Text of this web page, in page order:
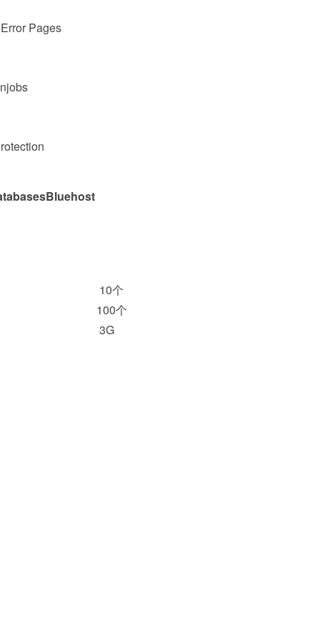
Error Pages
Cronjobs
Protection
10个
100个
量 3G
5
文件